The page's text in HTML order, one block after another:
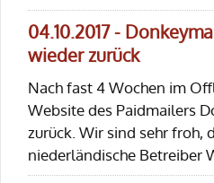
04.10.2017 -
wieder zurück
Nach fast 4 Wochen im
Website des Paidmailers
zurück. Wir sind sehr froh,
niederländische Betreiber